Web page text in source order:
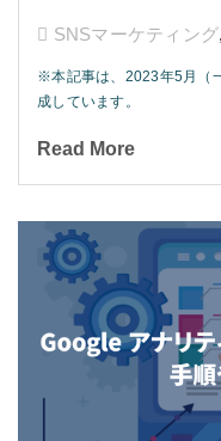
SNSマーケティング,
※本記事は、2023年5月（
成しています。
Read More